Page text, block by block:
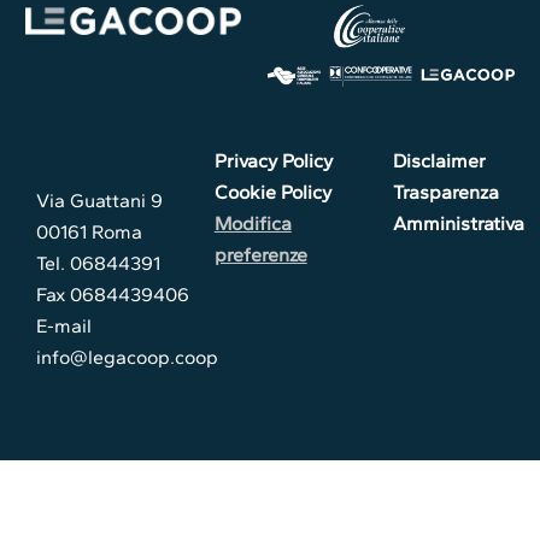
Via Guattani 9
00161 Roma
Tel. 06844391
Fax 0684439406
E-mail
info@legacoop.coop
Privacy Policy
Cookie Policy
Modifica
preferenze
Disclaimer
Trasparenza
Amministrativa